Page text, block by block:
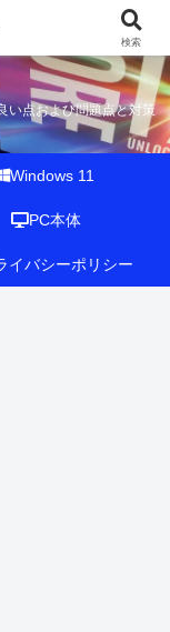
い点および問題点と対策
Windows 11
PC本体
イバシーポリシー
検索